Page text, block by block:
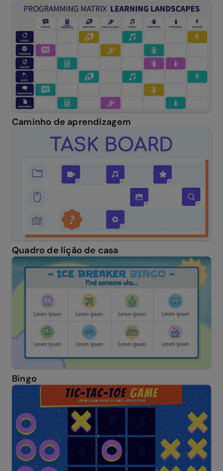
Caminho de aprendizagem
Quadro de lição de casa
Bingo